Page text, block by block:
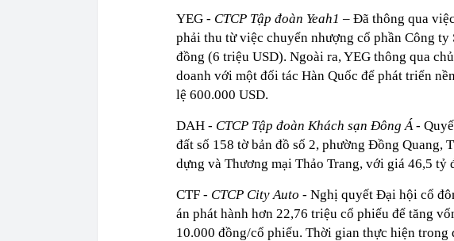
YEG - CTCP Tập đoàn Yeah1 – Đã thông qua
phải thu từ việc chuyển nhượng cổ phần Công
đồng (6 triệu USD). Ngoài ra, YEG thông qua
doanh với một đối tác Hàn Quốc để phát triển
lệ 600.000 USD.
DAH - CTCP Tập đoàn Khách sạn Đông Á -
đất số 158 tờ bản đồ số 2, phường Đồng Quang,
dựng và Thương mại Thảo Trang, với giá 46,5 tỷ
CTF - CTCP City Auto - Nghị quyết Đại hội cổ
án phát hành hơn 22,76 triệu cổ phiếu để tăng
10.000 đồng/cổ phiếu. Thời gian thực hiện